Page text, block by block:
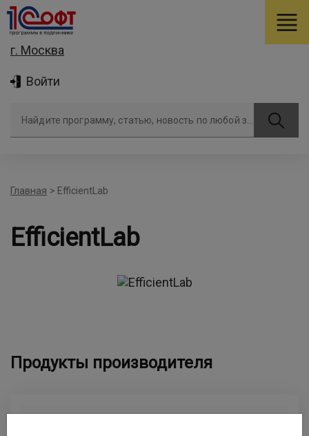
г. Москва
Войти
Главная > EfficientLab
EfficientLab
Продукты производителя